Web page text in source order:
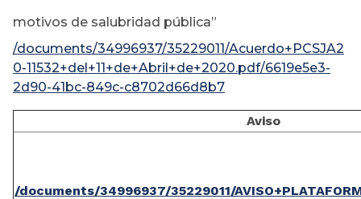
motivos de salubridad pública”
/documents/34996937/35229011/Acuerdo+PCSJA2
0-11532+del+11+de+Abril+de+2020.pdf/6619e5e3-
2d90-41bc-849c-c8702d66d8b7
Aviso
/documents/34996937/35229011/